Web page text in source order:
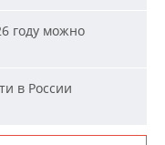
году можно
в России